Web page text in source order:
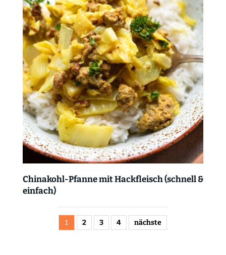
Chinakohl-Pfanne mit Hackfleisch (schnell &
einfach)
1 2 3 4 nächste